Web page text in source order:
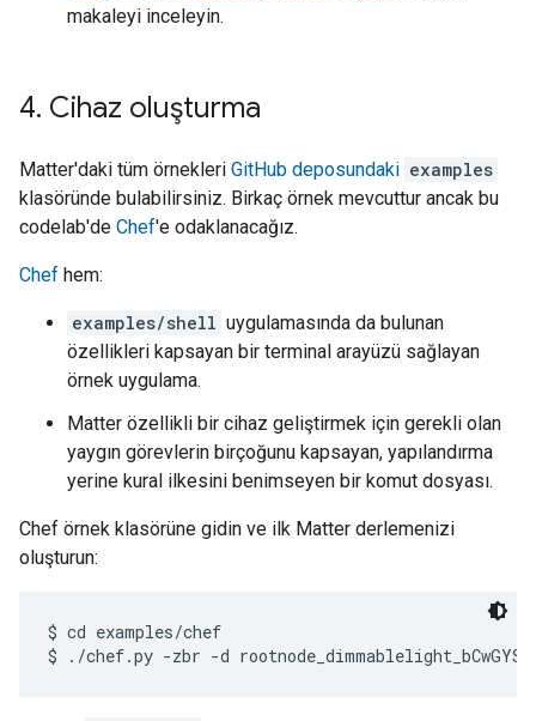
makaleyi inceleyin.
4. Cihaz oluşturma
Matter'daki tüm örnekleri GitHub deposundaki examples
klasöründe bulabilirsiniz. Birkaç örnek mevcuttur ancak bu
codelab'de Chef'e odaklanacağız.
Chef hem:
examples/shell uygulamasında da bulunan
özellikleri kapsayan bir terminal arayüzü sağlayan
örnek uygulama.
Matter özellikli bir cihaz geliştirmek için gerekli olan
yaygın görevlerin birçoğunu kapsayan, yapılandırma
yerine kural ilkesini benimseyen bir komut dosyası.
Chef örnek klasörüne gidin ve ilk Matter derlemenizi
oluşturun:
$ cd examples/chef